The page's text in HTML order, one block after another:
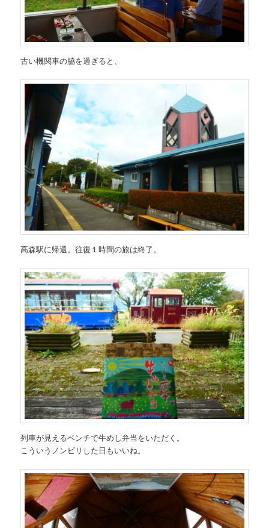
古い機関車の脇を過ぎると、
高森駅に帰還。往復１時間の旅は終了。
列車が見えるベンチで牛めし弁当をいただく。
こういうノンビリした日もいいね。